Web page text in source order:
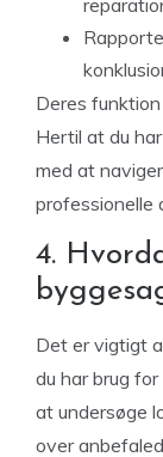
Deres
Hertil at du
med at
professionelle
4.
Det er vigtigt
du har brug
at undersøge
over